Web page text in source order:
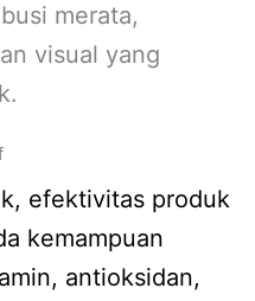
merata,
visual yang
efektivitas produk
kemampuan
antioksidan,